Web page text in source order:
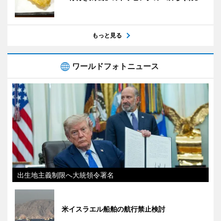
もっと見る
ワールドフォトニュース
出生地主義制限へ大統領令署名
米イスラエル船舶の航行禁止検討